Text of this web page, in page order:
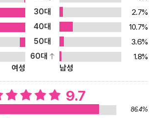
대접을 받으며 자란 주인공 사라가 아버지의
극적인 사건으로 인해 하녀로 전락하며 겪는 이
원래 1888년 <세인트 니콜라스> 잡지에 「사
에서 일어난 이야기」라는 제목으로 실린 단편
년에 연극으로 각색되어 영국과 뉴욕의 브로
, 당시 수많은 관객들의 요청으로 1905년 다
. 그런 뒤에도 지금까지 영화, 연극, 애니메이
작되어 인기를 얻을 만큼 ‘이야기의 힘’을 여실
30대
2.7%
40대
10.7%
50대
3.6%
60대
1.8%
여성
남성
9.7
86.4%